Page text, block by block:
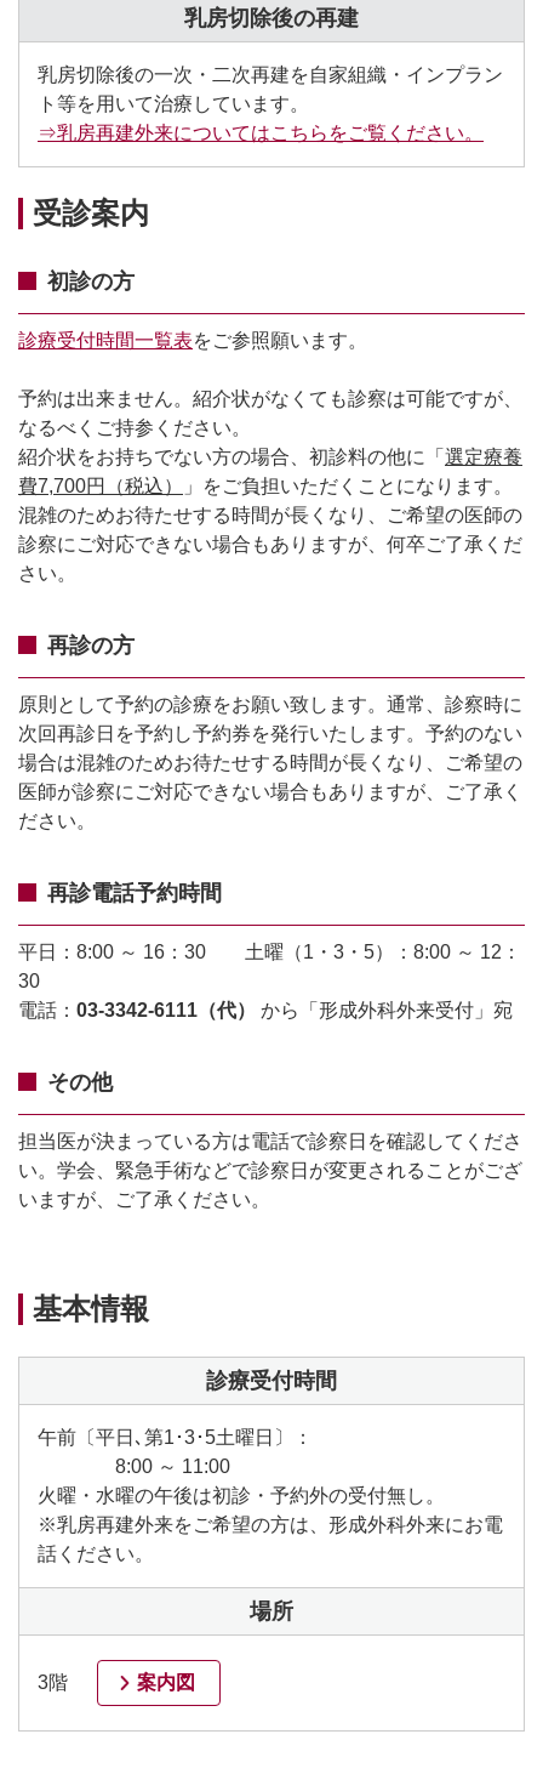
乳房切除後の再建
乳房切除後の一次・二次再建を自家組織・インプラン
ト等を用いて治療しています。
⇒乳房再建外来についてはこちらをご覧ください。
受診案内
初診の方
診療受付時間一覧表をご参照願います。
予約は出来ません。紹介状がなくても診察は可能ですが、
なるべくご持参ください。
紹介状をお持ちでない方の場合、初診料の他に「 選定療養
費7,700円（税込）
」をご負担いただくことになります。
混雑のためお待たせする時間が長くなり、ご希望の医師の
診察にご対応できない場合もありますが、何卒ご了承くだ
さい。
再診の方
原則として予約の診療をお願い致します。通常、診察時に
次回再診日を予約し予約券を発行いたします。予約のない
場合は混雑のためお待たせする時間が長くなり、ご希望の
医師が診察にご対応できない場合もありますが、ご了承く
ださい。
再診電話予約時間
平日：8:00 ～ 16：30 土曜（1・3・5）：8:00 ～ 12：
30
電話： 03-3342-6111（代） から「形成外科外来受付」宛
その他
担当医が決まっている方は電話で診察日を確認してくださ
い。学会、緊急手術などで診察日が変更されることがござ
いますが、ご了承ください。
基本情報
診療受付時間
午前〔平日､第1･3･5土曜日〕：
8:00 ～ 11:00
火曜・水曜の午後は初診・予約外の受付無し。
※乳房再建外来をご希望の方は、形成外科外来にお電
話ください。
場所
3階 案内図